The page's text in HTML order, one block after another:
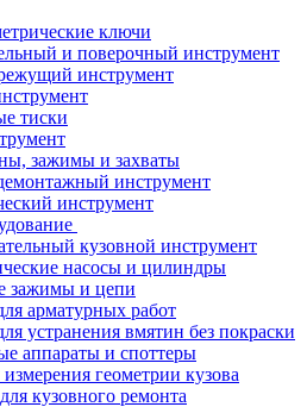
ключи
и поверочный инструмент
инструмент
тиски
зажимы и захваты
инструмент
инструмент
кузовной инструмент
насосы и цилиндры
зажимы и цепи
арматурных работ
устранения вмятин без покраски
аппараты и споттеры
геометрии кузова
кузовного ремонта